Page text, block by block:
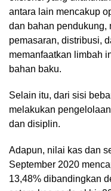
antara lain mencakup
dan bahan pendukung,
pemasaran, distribusi,
memanfaatkan limbah
bahan baku.
Selain itu, dari sisi
melakukan
dan disiplin.
Adapun, nilai kas dan
September 2020
13,48% dibandingkan